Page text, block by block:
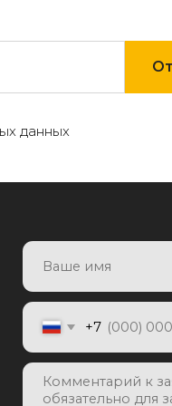
данных
Отправить заявку
заявку, я даю согласие
персональных данных